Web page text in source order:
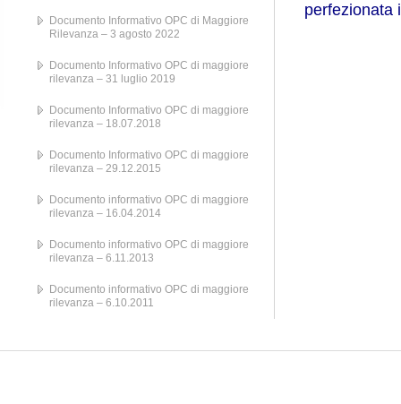
Documento Informativo OPC di Maggiore
Rilevanza – 3 agosto 2022
Documento Informativo OPC di maggiore
rilevanza – 31 luglio 2019
Documento Informativo OPC di maggiore
rilevanza – 18.07.2018
Documento Informativo OPC di maggiore
rilevanza – 29.12.2015
Documento informativo OPC di maggiore
rilevanza – 16.04.2014
Documento informativo OPC di maggiore
rilevanza – 6.11.2013
Documento informativo OPC di maggiore
rilevanza – 6.10.2011